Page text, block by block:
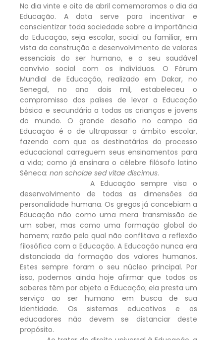
No dia vinte e oito de abril comemoramos o dia da
Educação. A data serve para incentivar e
conscientizar toda sociedade sobre a importância
da Educação, seja escolar, social ou familiar, em
vista da construção e desenvolvimento de valores
essenciais do ser humano, e o seu saudável
convívio social com os indivíduos. O Fórum
Mundial de Educação, realizado em Dakar, no
Senegal, no ano dois mil, estabeleceu o
compromisso dos países de levar a Educação
básica e secundária a todas as crianças e jovens
do mundo. O grande desafio no campo da
Educação é o de ultrapassar o âmbito escolar,
fazendo com que os destinatários do processo
educacional carreguem seus ensinamentos para
a vida; como já ensinara o célebre filósofo latino
Sêneca: non scholae sed vitae discimus.
A Educação sempre visa o
desenvolvimento de todas as dimensões da
personalidade humana. Os gregos já concebiam a
Educação não como uma mera transmissão de
um saber, mas como uma formação global do
homem; razão pela qual não conflitava a reflexão
filosófica com a Educação. A Educação nunca era
distanciada da formação dos valores humanos.
Estes sempre foram o seu núcleo principal. Por
isso, podemos ainda hoje afirmar que todos os
saberes têm por objeto a Educação; ela presta um
serviço ao ser humano em busca de sua
identidade. Os sistemas educativos e os
educadores não devem se distanciar deste
propósito.